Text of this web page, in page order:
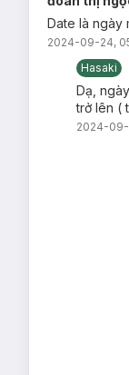
Date là ngày
2024-09-24,
Hasaki
Dạ,
trở lên (
2024-